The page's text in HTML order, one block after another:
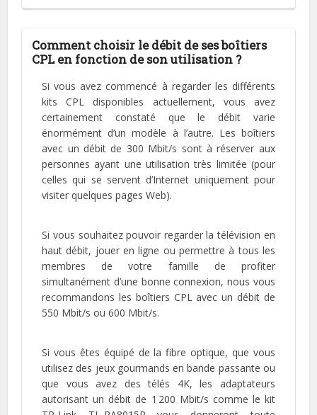
Comment choisir le débit de ses boîtiers
CPL en fonction de son utilisation ?
Si vous avez commencé à regarder les différents
kits CPL disponibles actuellement, vous avez
certainement constaté que le débit varie
énormément d’un modèle à l’autre. Les boîtiers
avec un débit de 300 Mbit/s sont à réserver aux
personnes ayant une utilisation très limitée (pour
celles qui se servent d’Internet uniquement pour
visiter quelques pages Web).
Si vous souhaitez pouvoir regarder la télévision en
haut débit, jouer en ligne ou permettre à tous les
membres de votre famille de profiter
simultanément d’une bonne connexion, nous vous
recommandons les boîtiers CPL avec un débit de
550 Mbit/s ou 600 Mbit/s.
Si vous êtes équipé de la fibre optique, que vous
utilisez des jeux gourmands en bande passante ou
que vous avez des télés 4K, les adaptateurs
autorisant un débit de 1 200 Mbit/s comme le kit